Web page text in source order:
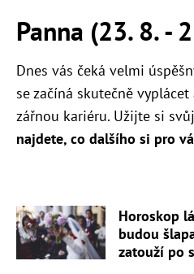
Panna (23. 8. -
Dnes vás čeká velmi
se začíná skutečně
zářnou kariéru. Užijte si
najdete, co dalšího si pro
Horoskop
budou
zatouží po